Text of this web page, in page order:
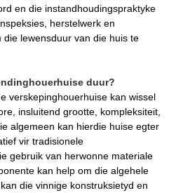
en die instandhoudingspraktyke
herstelwerk en
lewensduur van die huis te
duur?
verskepinghouerhuise kan wissel
insluitend grootte, kompleksiteit,
algemeen kan hierdie huise egter
vir tradisionele
gebruik van herwonne materiale
kan help om die algehele
die vinnige konstruksietyd en